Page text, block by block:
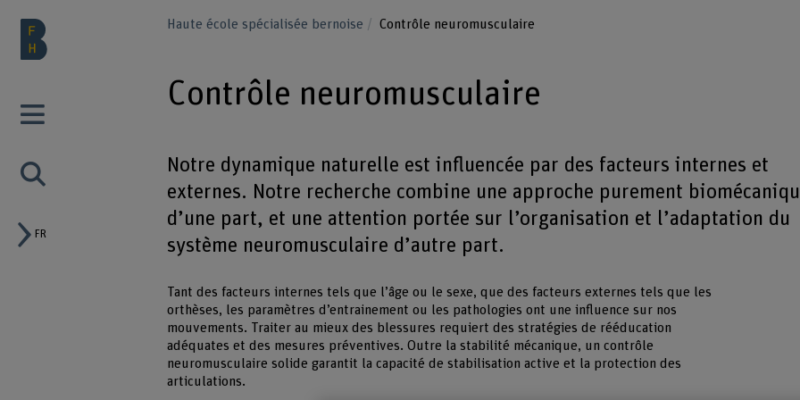
FR
Haute école spécialisée bernoise Contrôle neuromusculaire
Contrôle neuromusculaire
Notre dynamique naturelle est influencée par des facteurs internes et
externes. Notre recherche combine une approche purement
d’une part, et une attention portée sur l’organisation et l’adaptation du
système neuromusculaire d’autre part.
Tant des facteurs internes tels que l’âge ou le sexe, que des facteurs externes tels que les
orthèses, les paramètres d’entrainement ou les pathologies ont une influence sur nos
mouvements. Traiter au mieux des blessures requiert des stratégies de rééducation
adéquates et des mesures préventives. Outre la stabilité mécanique, un contrôle
neuromusculaire solide garantit la capacité de stabilisation active et la protection des
articulations.